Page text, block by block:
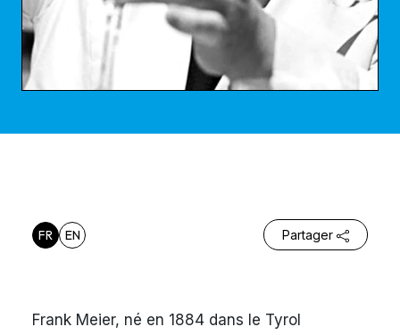
FR EN Partager
Frank Meier, né en 1884 dans le Tyrol